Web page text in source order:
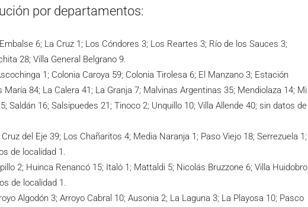
por departamentos:
6; La Cruz 1; Los Cóndores 3; Los Reartes 3; Río de los Sauces 3;
28; Villa General Belgrano 9.
1; Colonia Caroya 59; Colonia Tirolesa 6; El Manzano 3; Estación
84; La Calera 41; La Granja 7; Malvinas Argentinas 35; Mendiolaza 14; Mi
Saldán 16; Salsipuedes 21; Tinoco 2; Unquillo 10; Villa Allende 40; sin datos de
Cruz del Eje 39; Los Chañaritos 4; Media Naranja 1; Paso Viejo 18; Serrezuela 1;
de localidad 1.
2; Huinca Renancó 15; Italó 1; Mattaldi 5; Nicolás Bruzzone 6; Villa Huidobro
de localidad 1.
Algodón 3; Arroyo Cabral 10; Ausonia 2; La Laguna 3; La Playosa 10; Pasco